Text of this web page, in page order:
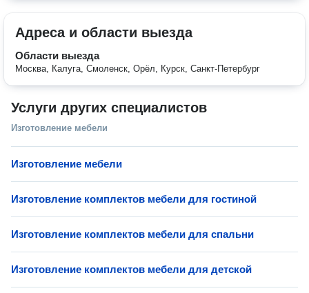
Адреса и области выезда
Области выезда
Москва, Калуга, Смоленск, Орёл, Курск, Санкт-Петербург
Услуги других специалистов
Изготовление мебели
Изготовление мебели
Изготовление комплектов мебели для гостиной
Изготовление комплектов мебели для спальни
Изготовление комплектов мебели для детской